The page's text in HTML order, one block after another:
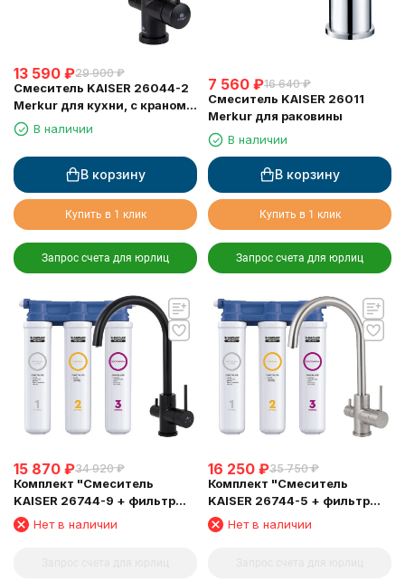
13 590 ₽29 900 ₽
Смеситель KAISER 26044-2
Merkur для кухни, с краном
для питьевой воды, черный
мрамор
В наличии
В корзину
Купить в 1 клик
Запрос счета для юрлиц
7 560 ₽16 640 ₽
Смеситель KAISER 26011
Merkur для раковины
В наличии
В корзину
Купить в 1 клик
Запрос счета для юрлиц
15 870 ₽34 920 ₽
Комплект "Cмеситель
KAISER 26744-9 + фильтр
Барьер"Нет в наличии
16 250 ₽35 750 ₽
Комплект "Cмеситель
KAISER 26744-5 + фильтр
Барьер"Нет в наличии